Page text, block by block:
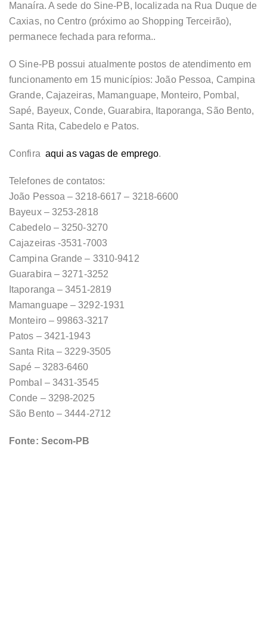
Manaíra. A sede do Sine-PB, localizada na Rua Duque de
Caxias, no Centro (próximo ao Shopping Terceirão),
permanece fechada para reforma..
O Sine-PB possui atualmente postos de atendimento em
funcionamento em 15 municípios: João Pessoa, Campina
Grande, Cajazeiras, Mamanguape, Monteiro, Pombal,
Sapé, Bayeux, Conde, Guarabira, Itaporanga, São Bento,
Santa Rita, Cabedelo e Patos.
Confira aqui as vagas de emprego.
Telefones de contatos:
João Pessoa – 3218-6617 – 3218-6600
Bayeux – 3253-2818
Cabedelo – 3250-3270
Cajazeiras -3531-7003
Campina Grande – 3310-9412
Guarabira – 3271-3252
Itaporanga – 3451-2819
Mamanguape – 3292-1931
Monteiro – 99863-3217
Patos – 3421-1943
Santa Rita – 3229-3505
Sapé – 3283-6460
Pombal – 3431-3545
Conde – 3298-2025
São Bento – 3444-2712
Fonte: Secom-PB